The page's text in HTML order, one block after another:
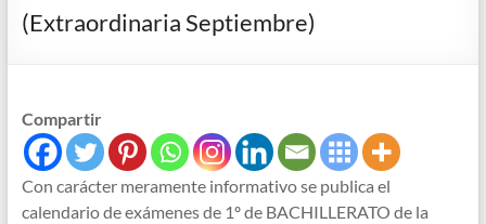
(Extraordinaria Septiembre)
Compartir
Con carácter meramente informativo se publica el
calendario de exámenes de 1º de BACHILLERATO de la